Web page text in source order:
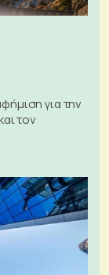
για την
τον